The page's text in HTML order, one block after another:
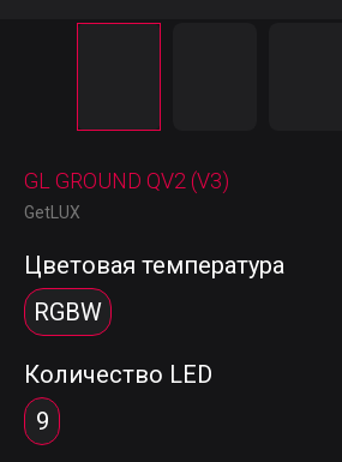
GL GROUND QV2 (V3)
GetLUX
Цветовая температура
RGBW
Количество LED
9